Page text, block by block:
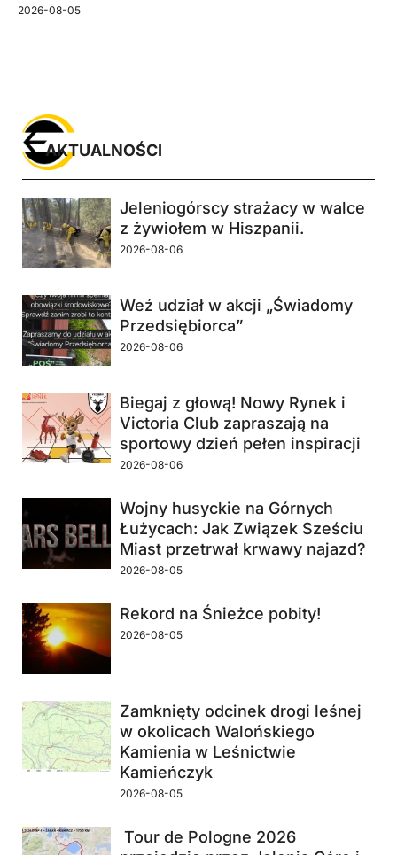
2026-08-05
Jeleniogórscy strażacy w walce
z żywiołem w Hiszpanii.
2026-08-06
Weź udział w akcji „Świadomy
Przedsiębiorca”
2026-08-06
Biegaj z głową! Nowy Rynek i
Victoria Club zapraszają na
sportowy dzień pełen inspiracji
2026-08-06
Wojny husyckie na Górnych
Łużycach: Jak Związek Sześciu
Miast przetrwał krwawy najazd?
2026-08-05
Rekord na Śnieżce pobity!
2026-08-05
Zamknięty odcinek drogi leśnej
w okolicach Walońskiego
Kamienia w Leśnictwie
Kamieńczyk
2026-08-05
Tour de Pologne 2026
AKTUALNOŚCI